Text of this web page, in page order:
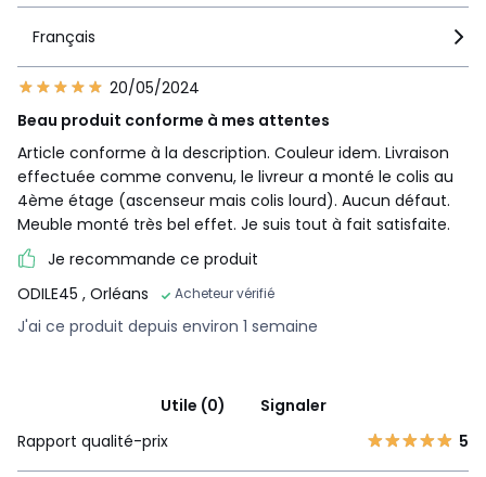
Français
20/05/2024
Beau produit conforme à mes attentes
Article conforme à la description. Couleur idem. Livraison
effectuée comme convenu, le livreur a monté le colis au
4ème étage (ascenseur mais colis lourd). Aucun défaut.
Meuble monté très bel effet. Je suis tout à fait satisfaite.
Je recommande ce produit
ODILE45 , Orléans Acheteur vérifié
J'ai ce produit depuis environ 1 semaine
Utile (0)
Signaler
Rapport qualité-prix
5